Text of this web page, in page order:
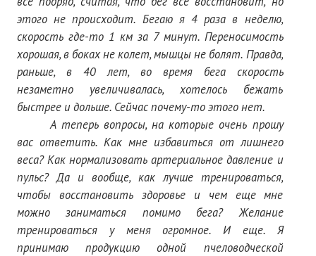
№ 7
№ 8
№ 9
2026 г.
№ 1
№ 2
№ 3
этого не происходит. Бегаю я 4 раза в неделю,
скорость где-то 1 км за 7 минут. Переносимость
хорошая, в боках не колет, мышцы не болят. Правда,
раньше, в 40 лет, во время бега скорость
незаметно увеличивалась, хотелось бежать
быстрее и дольше. Сейчас почему-то этого нет.
А теперь вопросы, на которые очень прошу
вас ответить. Как мне избавиться от лишнего
веса? Как нормализовать артериальное давление и
пульс? Да и вообще, как лучше тренироваться,
чтобы восстановить здоровье и чем еще мне
можно заниматься помимо бега? Желание
тренироваться у меня огромное. И еще. Я
принимаю продукцию одной пчеловодческой